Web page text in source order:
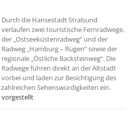
Durch die Hansestadt Stralsund
verlaufen zwei touristische Fernradwege,
der „Ostseeküstenradweg“ und der
Radweg „Hamburg – Rügen“ sowie der
regionale „Östliche Backsteinweg“. Die
Radwege führen direkt an der Altstadt
vorbei und laden zur Besichtigung des
Sehenswürdigkeiten ein.
vorgestellt